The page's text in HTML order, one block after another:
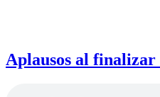
Aplausos al finalizar